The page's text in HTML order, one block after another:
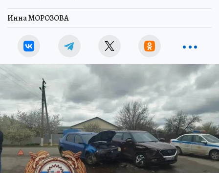
Инна МОРОЗОВА